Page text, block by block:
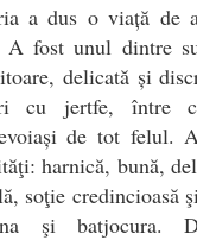
a dus o viață de
A fost unul dintre
delicată și
cu jertfe, între
de tot felul.
harnică, bună,
soţie credincioasă
şi batjocura.